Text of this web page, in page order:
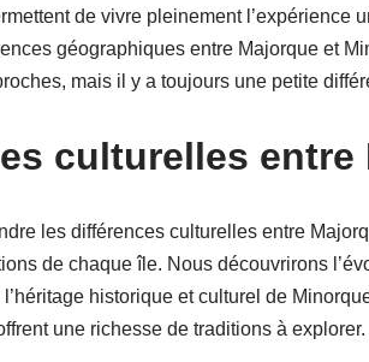
de vivre pleinement l’expérience
géographiques entre Majorque et
mais il y a toujours une petite
culturelles
les différences culturelles entre
de chaque île. Nous découvrirons
historique et culturel de
une richesse de traditions à explorer.